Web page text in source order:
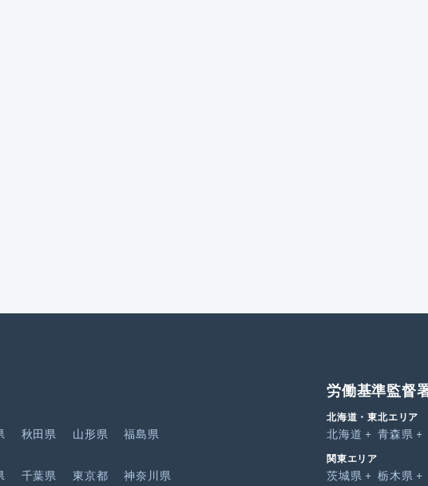
秋田県 山形県 福島県
千葉県 東京都 神奈川県
労働基準監督
北海道・東北エリア
北海道 青森県
関東エリア
茨城県 栃木県